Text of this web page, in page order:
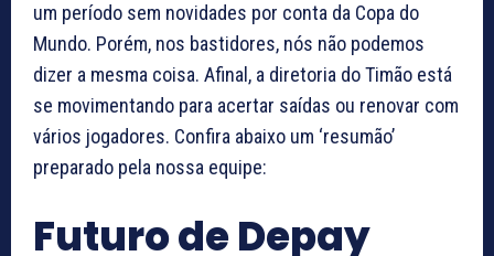
um período sem novidades por conta da Copa do
Mundo. Porém, nos bastidores, nós não podemos
dizer a mesma coisa. Afinal, a diretoria do Timão está
se movimentando para acertar saídas ou renovar com
vários jogadores. Confira abaixo um ‘resumão’
preparado pela nossa equipe:
Futuro de Depay